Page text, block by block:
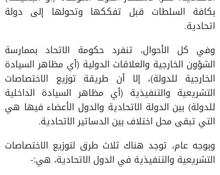
بكافة السلطات قبل تفككها وتحولها إلى دولة
اتحادية.
وفي كل الأحوال، تنفرد حكومة الاتحاد بممارسة
الشؤون الخارجية والعلاقات الدولية (أي مظاهر السيادة
الخارجية للدولة)، إلا أن طريقة توزيع الاختصاصات
التشريعية والتنفيذية (أي مظاهر السيادة الداخلية
للدولة) بين الدولة الاتحادية والدول الأعضاء فيها هي
التي تبقى محل اختلاف بين الدساتير الاتحادية.
وبوجه عام، توجد هناك ثلاث طرق لتوزيع الاختصاصات
التشريعية والتنفيذية في الدول الاتحادية، هي:-